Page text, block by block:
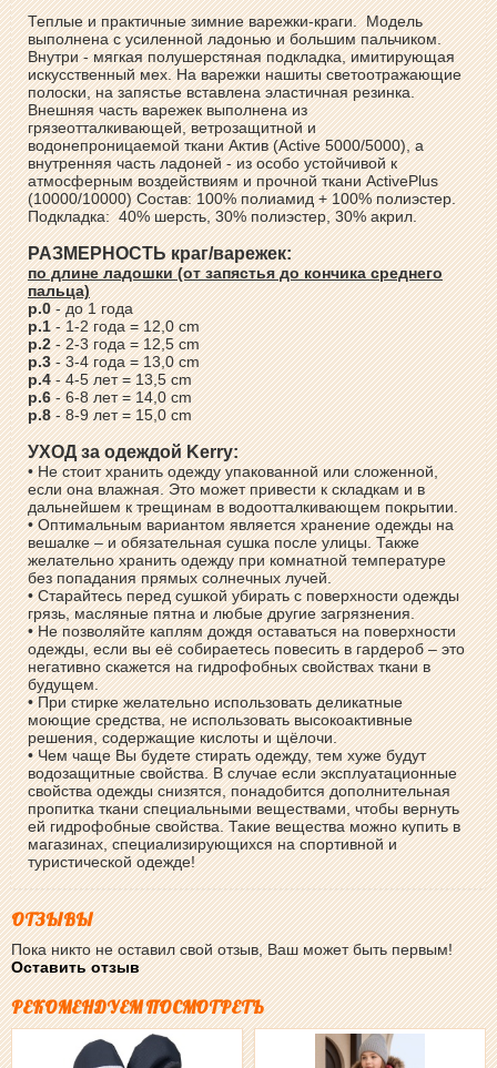
Теплые и практичные зимние варежки-краги. Модель
выполнена с усиленной ладонью и большим пальчиком.
Внутри - мягкая полушерстяная подкладка, имитирующая
искусственный мех. На варежки нашиты светоотражающие
полоски, на запястье вставлена эластичная резинка.
Внешняя часть варежек выполнена из
грязеотталкивающей, ветрозащитной и
водонепроницаемой ткани Актив (Active 5000/5000), а
внутренняя часть ладоней - из особо устойчивой к
атмосферным воздействиям и прочной ткани ActivePlus
(10000/10000) Состав: 100% полиамид + 100% полиэстер.
Подкладка: 40% шерсть, 30% полиэстер, 30% акрил.
РАЗМЕРНОСТЬ краг/варежек:
по длине ладошки (от запястья до кончика среднего
пальца)
р.0- до 1 года
р.1- 1-2 года = 12,0 cm
р.2- 2-3 года = 12,5 cm
р.3- 3-4 года = 13,0 cm
р.4- 4-5 лет = 13,5 cm
р.6- 6-8 лет = 14,0 cm
р.8- 8-9 лет = 15,0 cm
УХОД за одеждой Kerry:
• Не стоит хранить одежду упакованной или сложенной,
если она влажная. Это может привести к складкам и в
дальнейшем к трещинам в водоотталкивающем покрытии.
• Оптимальным вариантом является хранение одежды на
вешалке – и обязательная сушка после улицы. Также
желательно хранить одежду при комнатной температуре
без попадания прямых солнечных лучей.
• Старайтесь перед сушкой убирать с поверхности одежды
грязь, масляные пятна и любые другие загрязнения.
• Не позволяйте каплям дождя оставаться на поверхности
одежды, если вы её собираетесь повесить в гардероб – это
негативно скажется на гидрофобных свойствах ткани в
будущем.
• При стирке желательно использовать деликатные
моющие средства, не использовать высокоактивные
решения, содержащие кислоты и щёлочи.
• Чем чаще Вы будете стирать одежду, тем хуже будут
водозащитные свойства. В случае если эксплуатационные
свойства одежды снизятся, понадобится дополнительная
пропитка ткани специальными веществами, чтобы вернуть
ей гидрофобные свойства. Такие вещества можно купить в
магазинах, специализирующихся на спортивной и
туристической одежде!
ОТЗЫВЫ
Пока никто не оставил свой отзыв, Ваш может быть первым!
Оставить отзыв
РЕКОМЕНДУЕМ ПОСМОТРЕТЬ